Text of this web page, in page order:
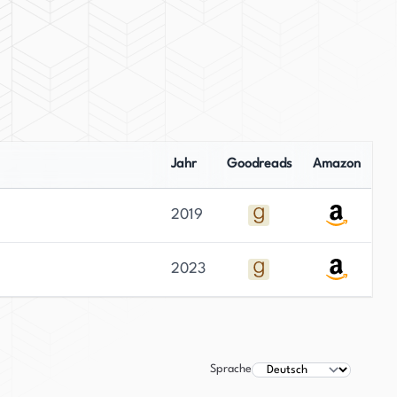
Jahr Goodreads Amazon
2019
2023
Sprache